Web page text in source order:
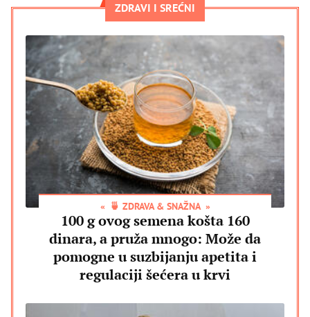
ZDRAVI I SREĆNI
🍵 ZDRAVA & SNAŽNA
100 g ovog semena košta 160
dinara, a pruža mnogo: Može da
pomogne u suzbijanju apetita i
regulaciji šećera u krvi